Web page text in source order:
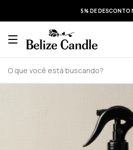
5% DE DESCONTO